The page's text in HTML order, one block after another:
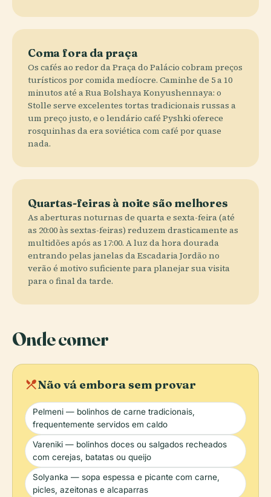
Coma fora da praça
Os cafés ao redor da Praça do Palácio cobram preços
turísticos por comida medíocre. Caminhe de 5 a 10
minutos até a Rua Bolshaya Konyushennaya: o
Stolle serve excelentes tortas tradicionais russas a
um preço justo, e o lendário café Pyshki oferece
rosquinhas da era soviética com café por quase
nada.
Quartas-feiras à noite são melhores
As aberturas noturnas de quarta e sexta-feira (até
as 20:00 às sextas-feiras) reduzem drasticamente as
multidões após as 17:00. A luz da hora dourada
entrando pelas janelas da Escadaria Jordão no
verão é motivo suficiente para planejar sua visita
para o final da tarde.
Onde comer
local_diningNão vá embora sem provar
Pelmeni — bolinhos de carne tradicionais,
frequentemente servidos em caldo
Vareniki — bolinhos doces ou salgados recheados
com cerejas, batatas ou queijo
Solyanka — sopa espessa e picante com carne,
picles, azeitonas e alcaparras